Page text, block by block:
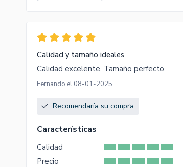
Calidad y tamaño ideales
Calidad excelente. Tamaño perfecto.
Fernando el 08-01-2025
Recomendaría su compra
Características
Calidad
Precio